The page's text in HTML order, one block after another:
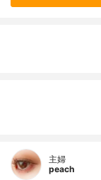
主婦
peach